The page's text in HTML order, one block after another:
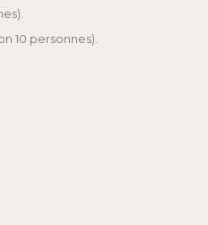
10 personnes).